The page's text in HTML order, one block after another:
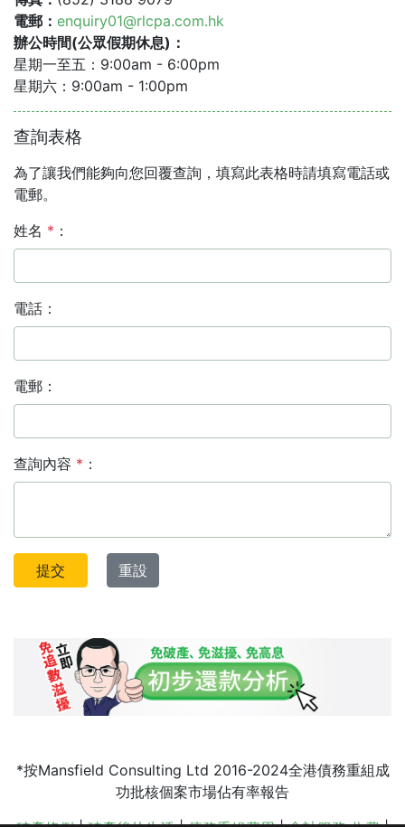
電郵： enquiry01@rlcpa.com.hk
辦公時間(公眾假期休息)：
星期一至五：9:00am - 6:00pm
星期六：9:00am - 1:00pm
查詢表格
為了讓我們能夠向您回覆查詢，填寫此表格時請填寫電話或
電郵。
姓名 * ：
電話：
電郵：
查詢內容 * ：
提交 重設
*按Mansfield Consulting Ltd 2016-2024全港債務重組成
功批核個案市場佔有率報告